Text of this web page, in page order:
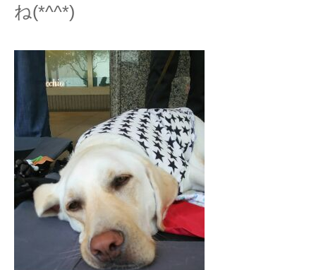
ね(*^^*)